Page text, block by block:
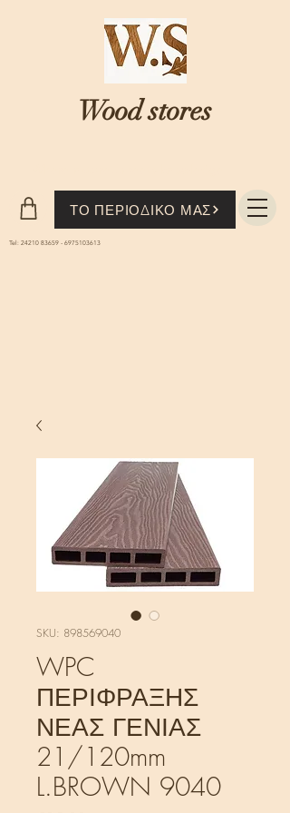
ΤΟ ΠΕΡΙΟΔΙΚΟ ΜΑΣ
Tel: 24210 83659 - 6975103613
Wood stores
SKU: 898569040
WPC
ΠΕΡΙΦΡΑΞΗΣ
ΝΕΑΣ ΓΕΝΙΑΣ
21/120mm
L.BROWN 9040